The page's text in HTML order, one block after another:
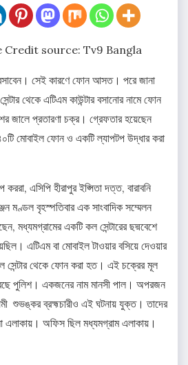
Credit source: Tv9 Bangla
বসাবেন। সেই কারণে ফোন আসত। পরে জানা
থেকে এটিএম কাউন্টার বসানোর নামে ফোন
জালে প্রতারণা চক্র। গ্রেফতার হয়েছেন
মোবাইল ফোন ও একটি ল্যাপটপ উদ্ধার করা
কররা, এসিপি হীরাপুর ইপ্সিতা দত্ত, বারাবনি
মণ্ডল বৃহস্পতিবার এক সাংবাদিক সম্মেলন
মধ্যমগ্রামের একটি কল সেন্টারের ছদ্মবেশে
এটিএম বা মোবাইল টাওয়ার বসিয়ে দেওয়ার
সেন্টার থেকে ফোন করা হত। এই চক্রের মূল
পুলিশ। একজনের নাম মানসী পাল। অপরজন
শুভঙ্কর ব্রহ্মচারীও এই ঘটনায় যুক্ত। তাদের
এলাকায়। অফিস ছিল মধ্যমগ্রাম এলাকায়।